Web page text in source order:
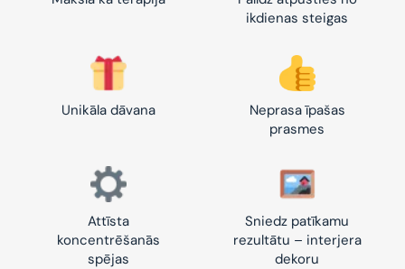
ikdienas steigas
Unikāla dāvana
Neprasa īpašas
prasmes
Attīsta
koncentrēšanās
spējas
Sniedz patīkamu
rezultātu – interjera
dekoru